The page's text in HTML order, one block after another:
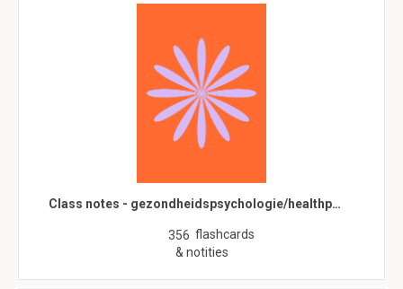
Class notes - gezondheidspsychologie/healthp…
356 flashcards
& notities